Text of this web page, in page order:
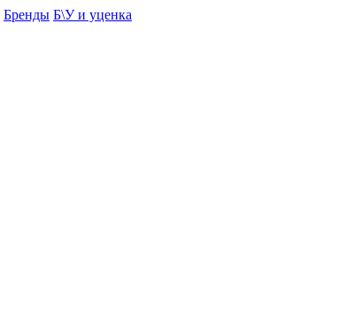
Бренды Б\У и уценка